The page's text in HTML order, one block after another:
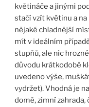
květináče a jinými
stačí vzít květinu a
nějaké chladnější
mít v ideálním
stupňů, ale nic
důvodu krátkodobě
uvedeno výše,
vydržet). Vhodná je
domě, zimní